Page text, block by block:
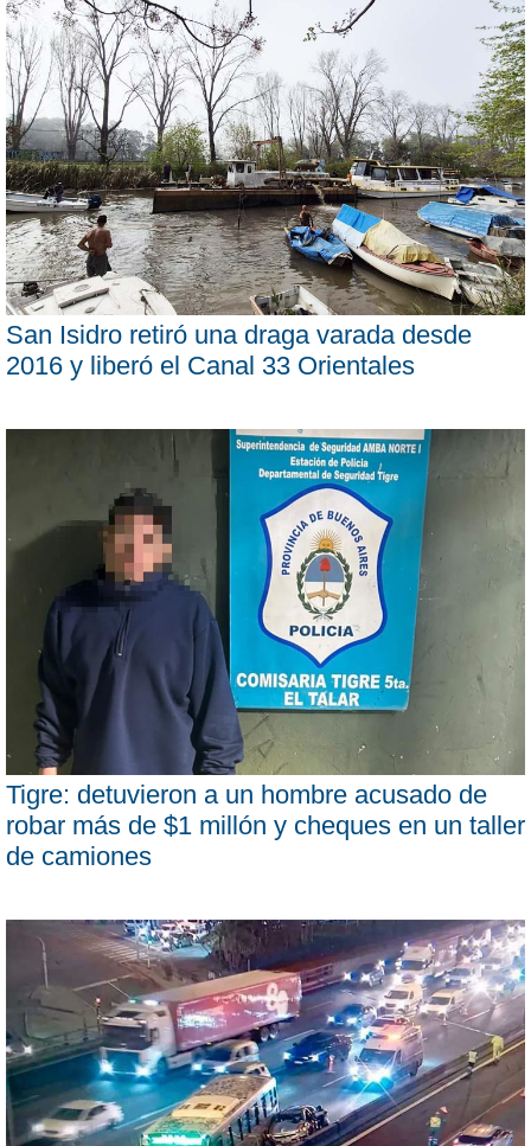
San Isidro retiró una draga varada desde
2016 y liberó el Canal 33 Orientales
Tigre: detuvieron a un hombre acusado de
robar más de $1 millón y cheques en un taller
de camiones